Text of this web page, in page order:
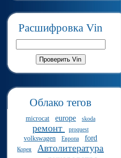
Расшифровка Vin
Облако тегов
microcat europe skoda
ремонт proquest
volkswagen Европа ford
Корея Автолитература